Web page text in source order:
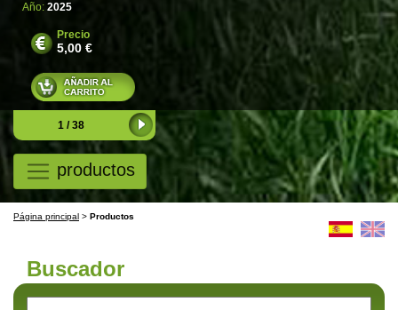
Año: 2025
Precio
5,00 €
1 / 38
productos
Página principal > Productos
Buscador